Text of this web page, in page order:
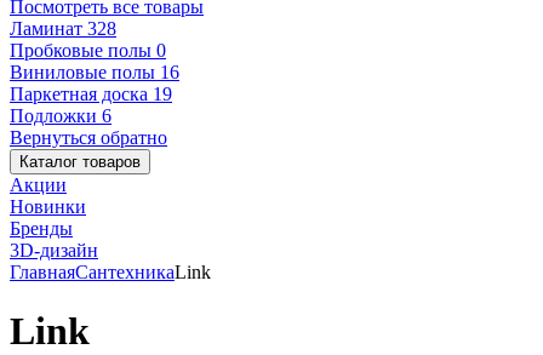
Посмотреть все товары
Ламинат 328
Пробковые полы 0
Виниловые полы 16
Паркетная доска 19
Подложки 6
Вернуться обратно
Каталог товаров
Акции
Новинки
Бренды
3D-дизайн
ГлавнаяСантехникаLink
Link